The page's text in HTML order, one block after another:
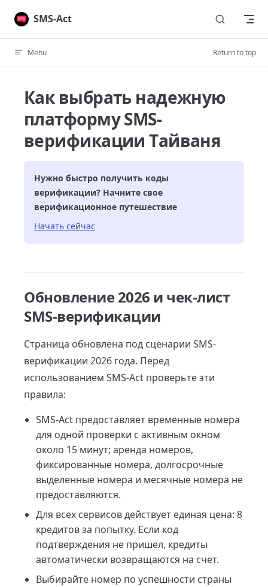
Skip to content
SMS-Act
Menu Return to top
Как выбрать надежную
платформу SMS-
верификации Тайваня
Нужно быстро получить коды
верификации? Начните свое
верификационное путешествие
Начать сейчас
Обновление 2026 и чек-лист
SMS-верификации
Страница обновлена под сценарии SMS-
верификации 2026 года. Перед
использованием SMS-Act проверьте эти
правила:
SMS-Act предоставляет временные номера
для одной проверки с активным окном
около 15 минут; аренда номеров,
фиксированные номера, долгосрочные
выделенные номера и месячные номера не
предоставляются.
Для всех сервисов действует единая цена: 8
кредитов за попытку. Если код
подтверждения не пришел, кредиты
автоматически возвращаются на счет.
Выбирайте номер по успешности страны